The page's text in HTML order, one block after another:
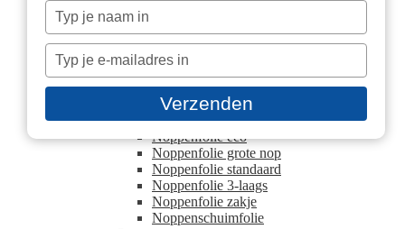
Hoek- en randbescherming
Beschermhoek
U schuimprofielen
Blokpallet platen
Europallet platen
Noppenfolie
Noppenfolie eco
Noppenfolie grote nop
Noppenfolie standaard
Noppenfolie 3-laags
Noppenfolie zakje
Noppenschuimfolie
Typ
je
naam
Typ
je
e-
Verzenden